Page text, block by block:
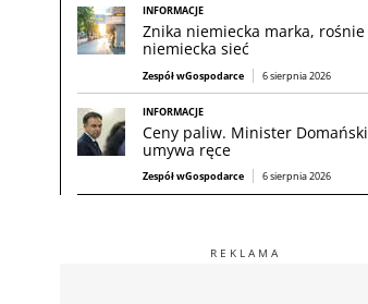
INFORMACJE
Znika niemiecka marka, rośnie
niemiecka sieć
Zespół wGospodarce 6 sierpnia 2026
INFORMACJE
Ceny paliw. Minister Domański
umywa ręce
Zespół wGospodarce 6 sierpnia 2026